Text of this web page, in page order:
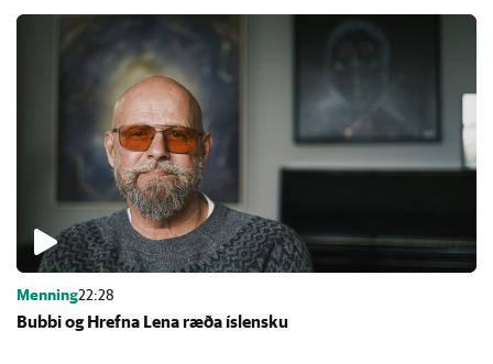
Menning22:28
Bubbi og Hrefna Lena ræða ís­lensku